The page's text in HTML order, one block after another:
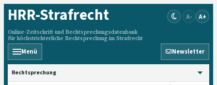
HRR-Strafrecht
Online-Zeitschrift und Rechtsprechungsdatenbank
für höchstrichterliche Rechtsprechung im Strafrecht
A- A+
Menü Newsletter
HRRS durchsuchen